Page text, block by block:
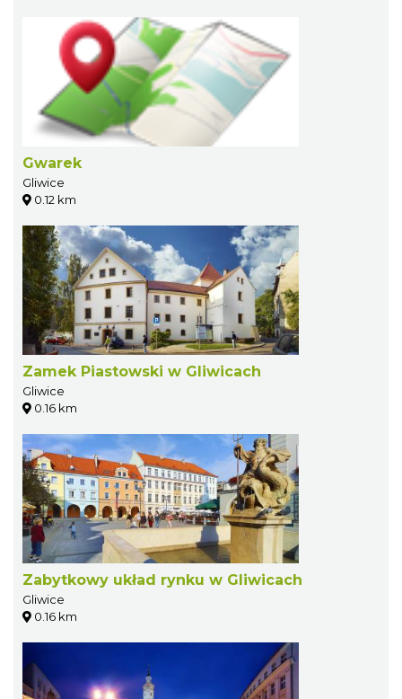
Gwarek
Gliwice
0.12 km
Zamek Piastowski w Gliwicach
Gliwice
0.16 km
Zabytkowy układ rynku w Gliwicach
Gliwice
0.16 km